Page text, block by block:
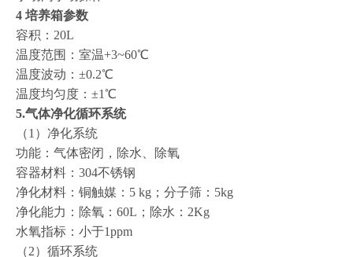
4 培养箱参数
容积：20L
温度范围：室温+3~60℃
温度波动：±0.2℃
温度均匀度：±1℃
5.气体净化循环系统
（1）净化系统
功能：气体密闭，除水、除氧
容器材料：304不锈钢
净化材料：铜触媒：5 kg；分子筛：5kg
净化能力：除氧：60L；除水：2Kg
水氧指标：小于1ppm
（2）循环系统